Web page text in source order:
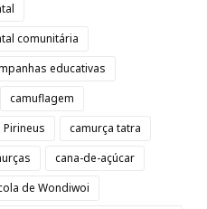
comunitária
educativas
camuflagem
camurça tatra
cana-de-açúcar
de Wondiwoi